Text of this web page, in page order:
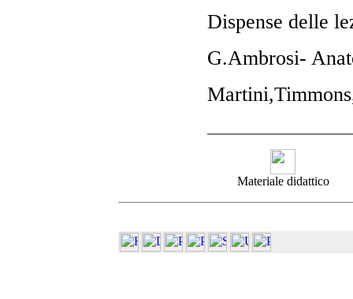
Dispense delle
G.Ambrosi-
Materiale didattico